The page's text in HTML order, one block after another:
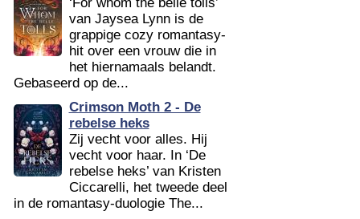
van Jaysea Lynn is de
grappige cozy romantasy-
hit over een vrouw die in
het hiernamaals belandt.
Gebaseerd op de...
Crimson Moth 2 - De
rebelse heks
Zij vecht voor alles. Hij
vecht voor haar. In ‘De
rebelse heks’ van Kristen
Ciccarelli, het tweede deel
in de romantasy-duologie The...